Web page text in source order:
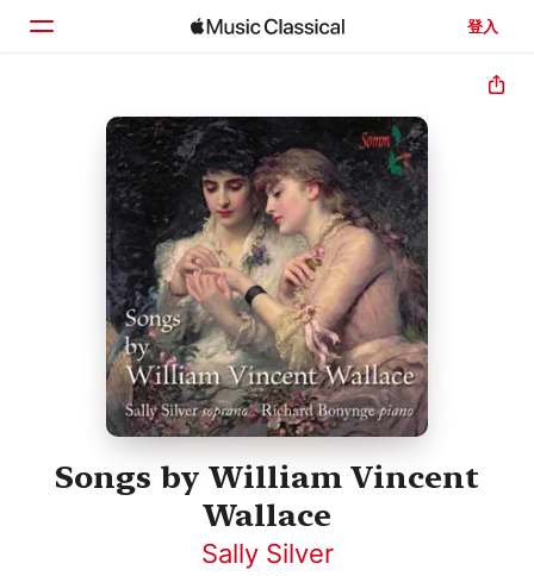
登入
首頁
瀏覽
搜尋
Songs by William Vincent
Wallace
Sally Silver